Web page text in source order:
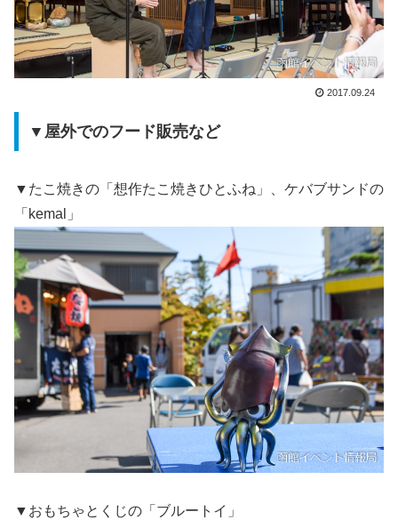
2017.09.24
▼屋外でのフード販売など
▼たこ焼きの「想作たこ焼きひとふね」、ケバブサンドの
「kemal」
▼おもちゃとくじの「ブルートイ」